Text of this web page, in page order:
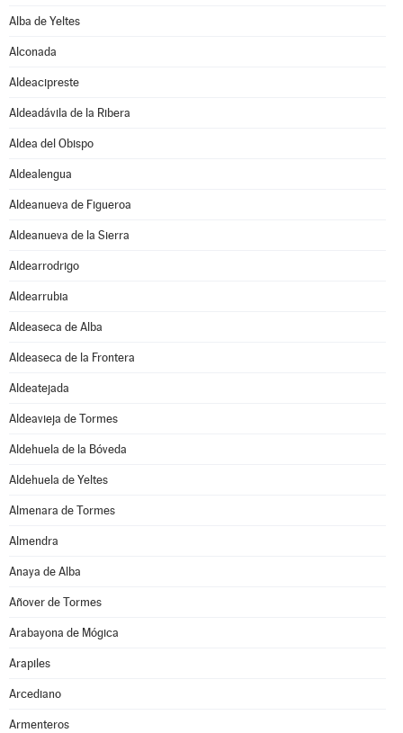
Alba de Yeltes
Alconada
Aldeacipreste
Aldeadávila de la Ribera
Aldea del Obispo
Aldealengua
Aldeanueva de Figueroa
Aldeanueva de la Sierra
Aldearrodrigo
Aldearrubia
Aldeaseca de Alba
Aldeaseca de la Frontera
Aldeatejada
Aldeavieja de Tormes
Aldehuela de la Bóveda
Aldehuela de Yeltes
Almenara de Tormes
Almendra
Anaya de Alba
Añover de Tormes
Arabayona de Mógica
Arapiles
Arcediano
Armenteros